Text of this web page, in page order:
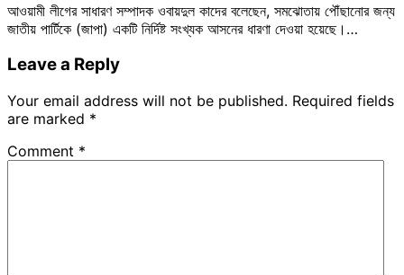
আওয়ামী লীগের সাধারণ সম্পাদক ওবায়দুল কাদের বলেছেন, সমঝোতায় পৌঁছানোর জন্য
জাতীয় পার্টিকে (জাপা) একটি নির্দিষ্ট সংখ্যক আসনের ধারণা দেওয়া হয়েছে।…
Leave a Reply
Your email address will not be published. Required fields
are marked *
Comment *